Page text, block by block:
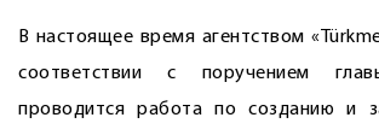
В настоящее время агентством
соответствии с поручением
проводится работа по созданию и